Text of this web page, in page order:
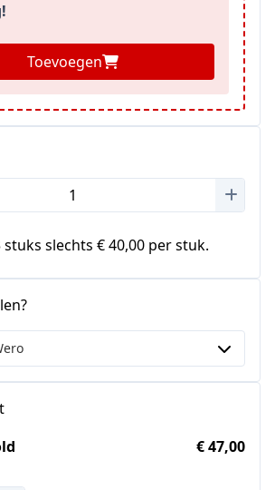
Toevoegen
stuks slechts € 40,00 per stuk.
€ 47,00